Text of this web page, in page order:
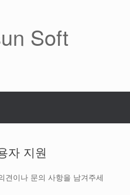
Soft
자 지원
견이나 문의 사항을 남겨주세